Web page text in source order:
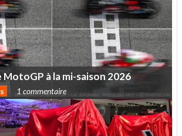
MotoGP àlami-saison 2026
1 commentaire